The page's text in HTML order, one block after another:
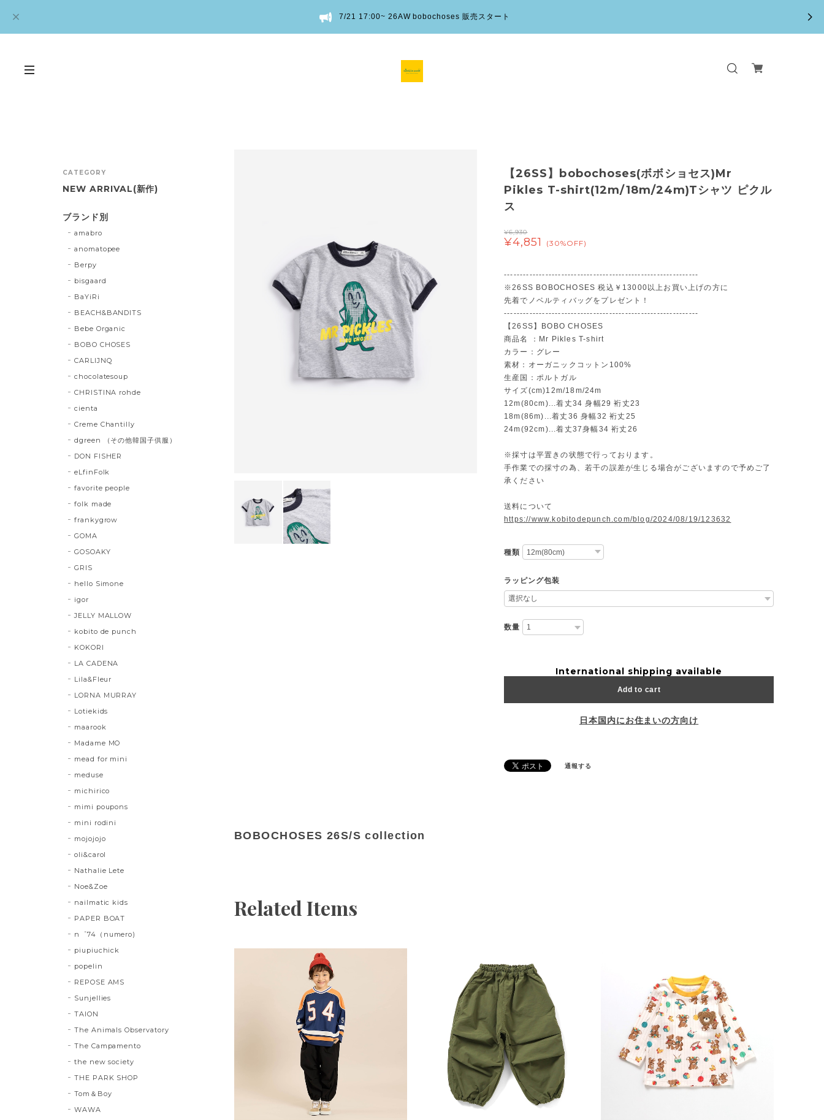
7/21 17:00~ 26AW bobochoses 販売スタート
【26SS】bobochoses(ボボショセス)Mr
Pikles T-shirt(12m/18m/24m)Tシャツ ピクル
ス
¥6,930
¥4,851 (30%OFF)
-------------------------------------------------------------
※26SS BOBOCHOSES 税込￥13000以上お買い上げの方に
先着でノベルティバッグをプレゼント！
-------------------------------------------------------------
【26SS】BOBO CHOSES
商品名 ：Mr Pikles T-shirt
カラー：グレー
素材：オーガニックコットン100%
生産国：ポルトガル
サイズ(cm)12m/18m/24m
12m(80cm)...着丈34 身幅29 裄丈23
18m(86m)...着丈36 身幅32 裄丈25
24m(92cm)...着丈37身幅34 裄丈26
※採寸は平置きの状態で行っております。
手作業での採寸の為、若干の誤差が生じる場合がございますので予めご了
承ください
送料について
https://www.kobitodepunch.com/blog/2024/08/19/123632
種類
ラッピング包装
数量
International shipping available
Add to cart
日本国内にお住まいの方向け
通報する
BOBOCHOSES 26S/S collection
Related Items
CATEGORY
NEW ARRIVAL(新作)
ブランド別
amabro
anomatopee
Berpy
bisgaard
BaYiRi
BEACH&BANDITS
Bebe Organic
BOBO CHOSES
CARLIJNQ
chocolatesoup
CHRISTINA rohde
cienta
Creme Chantilly
dgreen （その他韓国子供服）
DON FISHER
eLfinFolk
favorite people
folk made
frankygrow
GOMA
GOSOAKY
GRIS
hello Simone
igor
JELLY MALLOW
kobito de punch
KOKORI
LA CADENA
Lila&Fleur
LORNA MURRAY
Lotiekids
maarook
Madame MO
mead for mini
meduse
michirico
mimi poupons
mini rodini
mojojojo
oli&carol
Nathalie Lete
Noe&Zoe
nailmatic kids
PAPER BOAT
n゜74（numero)
piupiuchick
popelin
REPOSE AMS
Sunjellies
TAION
The Animals Observatory
The Campamento
the new society
THE PARK SHOP
Tom＆Boy
WAWA